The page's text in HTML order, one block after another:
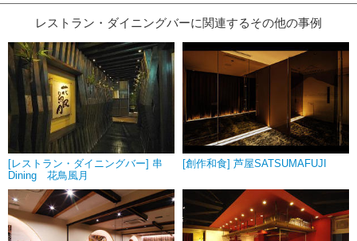
レストラン・ダイニングバーに関連するその他の事例
[レストラン・ダイニングバー] 串
Dining 花鳥風月
[創作和食] 芦屋SATSUMAFUJI